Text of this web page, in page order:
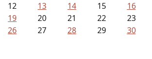
12 13 14 15
16
19 20 21 22
23
26 27 28 29
30